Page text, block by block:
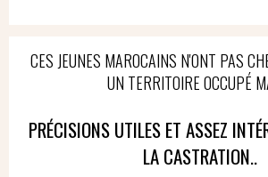
CES JEUNES MAROCAINS N'ONT PAS
UN TERRITOIRE OCCUPÉ
PRÉCISIONS UTILES ET ASSEZ
LA CASTRATION..